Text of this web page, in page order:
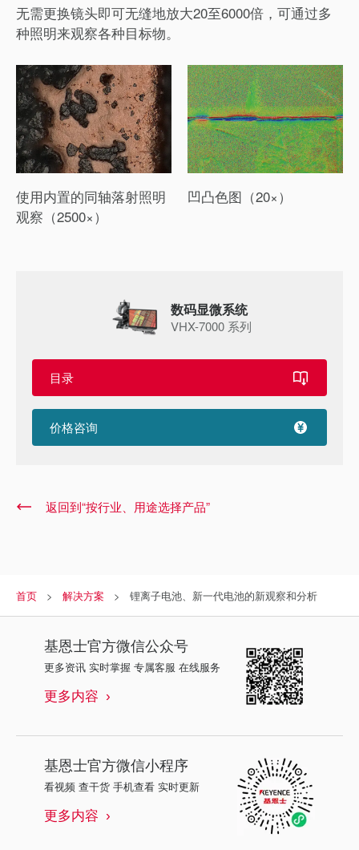
无需更换镜头即可无缝地放大20至6000倍，可通过多
种照明来观察各种目标物。
使用内置的同轴落射照明
观察（2500×）
凹凸色图（20×）
数码显微系统
VHX-7000 系列
目录
价格咨询
返回到“按行业、用途选择产品”
首页 解决方案 锂离子电池、新一代电池的新观察和分析
基恩士官方微信公众号
更多资讯 实时掌握 专属客服 在线服务
更多内容
基恩士官方微信小程序
看视频 查干货 手机查看 实时更新
更多内容